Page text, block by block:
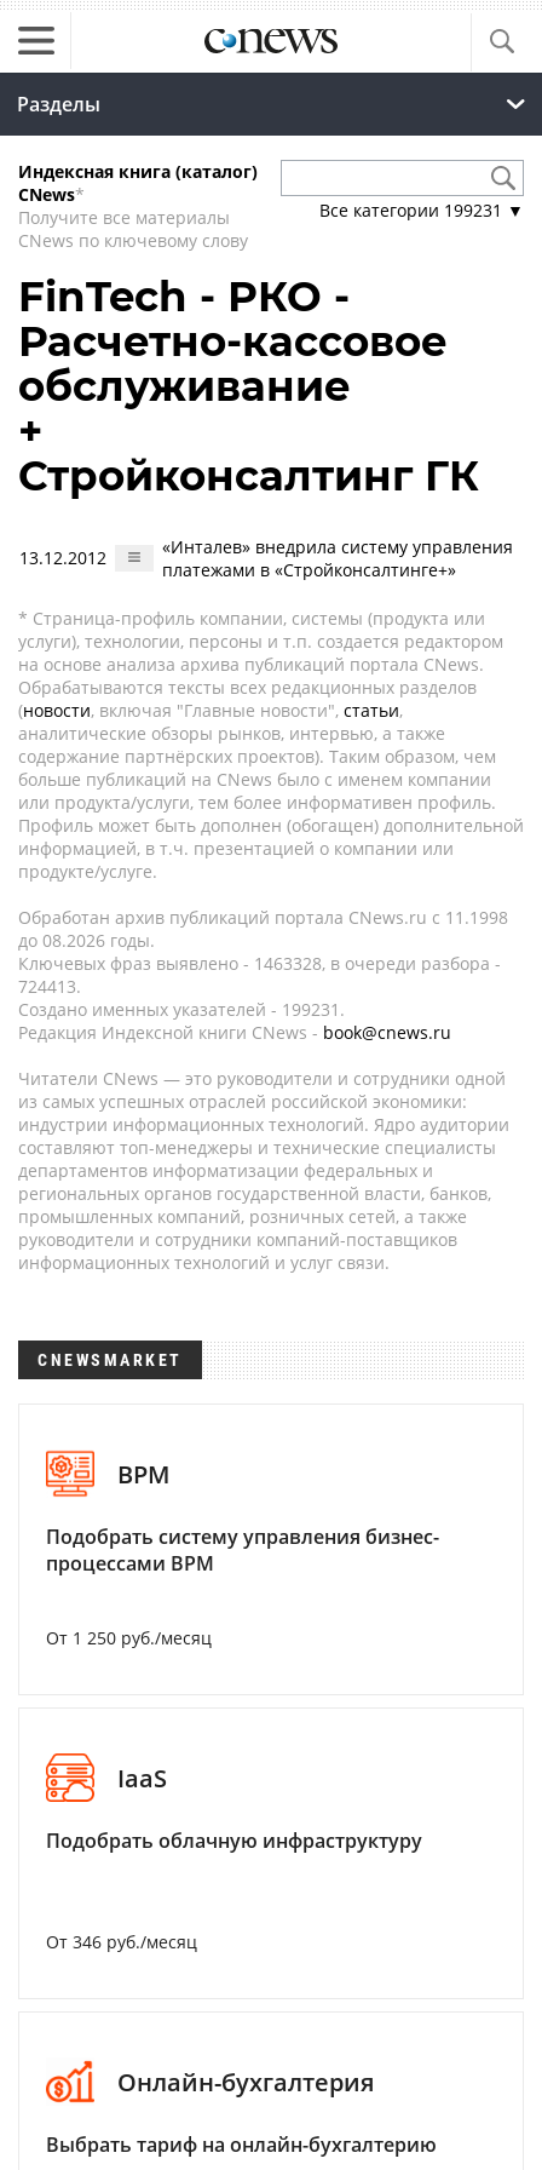
Разделы
Индексная книга (каталог)
CNews*
Получите все материалы
CNews по ключевому слову
Все категории 199231 ▼
FinTech - РКО -
Расчетно-кассовое
обслуживание
+
Стройконсалтинг ГК
13.12.2012
«Инталев» внедрила систему управления
платежами в «Стройконсалтинге+»
* Страница-профиль компании, системы (продукта или
услуги), технологии, персоны и т.п. создается редактором
на основе анализа архива публикаций портала CNews.
Обрабатываются тексты всех редакционных разделов
(новости, включая "Главные новости", статьи,
аналитические обзоры рынков, интервью, а также
содержание партнёрских проектов). Таким образом, чем
больше публикаций на CNews было с именем компании
или продукта/услуги, тем более информативен профиль.
Профиль может быть дополнен (обогащен) дополнительной
информацией, в т.ч. презентацией о компании или
продукте/услуге.
Обработан архив публикаций портала CNews.ru c 11.1998
до 08.2026 годы.
Ключевых фраз выявлено - 1463328, в очереди разбора -
724413.
Создано именных указателей - 199231.
Редакция Индексной книги CNews - book@cnews.ru
Читатели CNews — это руководители и сотрудники одной
из самых успешных отраслей российской экономики:
индустрии информационных технологий. Ядро аудитории
составляют топ-менеджеры и технические специалисты
департаментов информатизации федеральных и
региональных органов государственной власти, банков,
промышленных компаний, розничных сетей, а также
руководители и сотрудники компаний-поставщиков
информационных технологий и услуг связи.
CNEWSMARKET
BPM
Подобрать систему управления бизнес-
процессами BPM
От 1 250 руб./месяц
IaaS
Подобрать облачную инфраструктуру
От 346 руб./месяц
Онлайн-бухгалтерия
Выбрать тариф на онлайн-бухгалтерию